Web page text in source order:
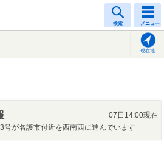
検索 メニュー
現在地
07日14:00現在
号が名護市付近を西南西に進んでいます